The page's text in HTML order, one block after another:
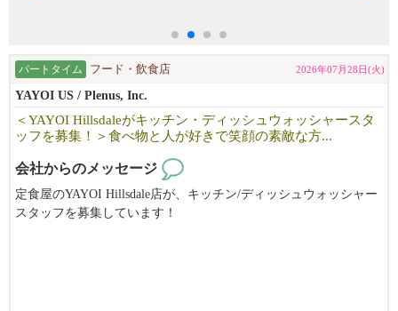
パートタイム フード・飲食店 2026年07月28日(火)
YAYOI US / Plenus, Inc.
＜YAYOI Hillsdaleがキッチン・ディッシュウォッシャースタ
ッフを募集！＞食べ物と人が好きで笑顔の素敵な方...
会社からのメッセージ
定食屋のYAYOI Hillsdale店が、キッチン/ディッシュウォッシャー
スタッフを募集しています！